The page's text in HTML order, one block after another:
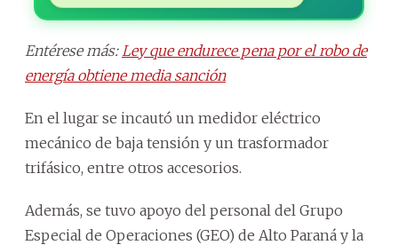
Entérese más: Ley que endurece pena por el robo de
energía obtiene media sanción
En el lugar se incautó un medidor eléctrico
mecánico de baja tensión y un trasformador
trifásico, entre otros accesorios.
Además, se tuvo apoyo del personal del Grupo
Especial de Operaciones (GEO) de Alto Paraná y la